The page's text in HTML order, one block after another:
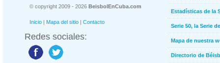
© copyright 2009 - 2026 BeisbolEnCuba.com
Inicio | Mapa del sitio | Contacto
Redes sociales:
Estadísticas de la
Serie 50, la Serie
Mapa de nuestra
Directorio de